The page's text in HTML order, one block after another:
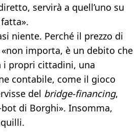
servirà a quell’uno su
niente. Perché il prezzo di
importa, è un debito che
i propri cittadini, una
contabile, come il gioco
del bridge-financing,
di Borghi». Insomma,